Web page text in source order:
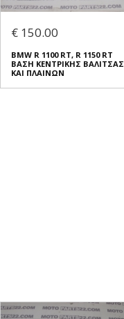
€ 150.00
BMW R 1100 RT, R 1150 RT
ΒΑΣΗ ΚΕΝΤΡΙΚΗΣ ΒΑΛΙΤΣΑΣ
ΚΑΙ ΠΛΑΙΝΩΝ